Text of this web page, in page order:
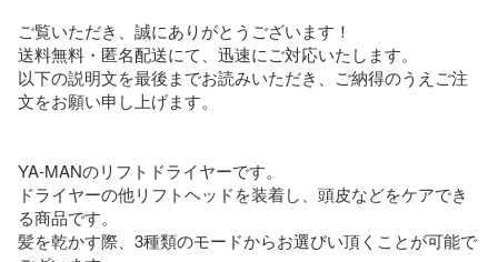
ご覧いただき、誠にありがとうございます！
送料無料・匿名配送にて、迅速にご対応いたします。
以下の説明文を最後までお読みいただき、ご納得のうえご注
文をお願い申し上げます。
YA-MANのリフトドライヤーです。
ドライヤーの他リフトヘッドを装着し、頭皮などをケアでき
る商品です。
髪を乾かす際、3種類のモードからお選びい頂くことが可能で